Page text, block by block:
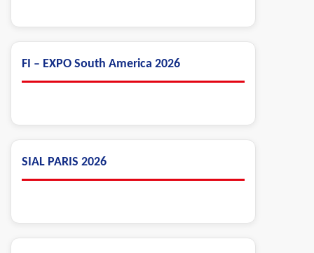
FI – EXPO South America 2026
SIAL PARIS 2026